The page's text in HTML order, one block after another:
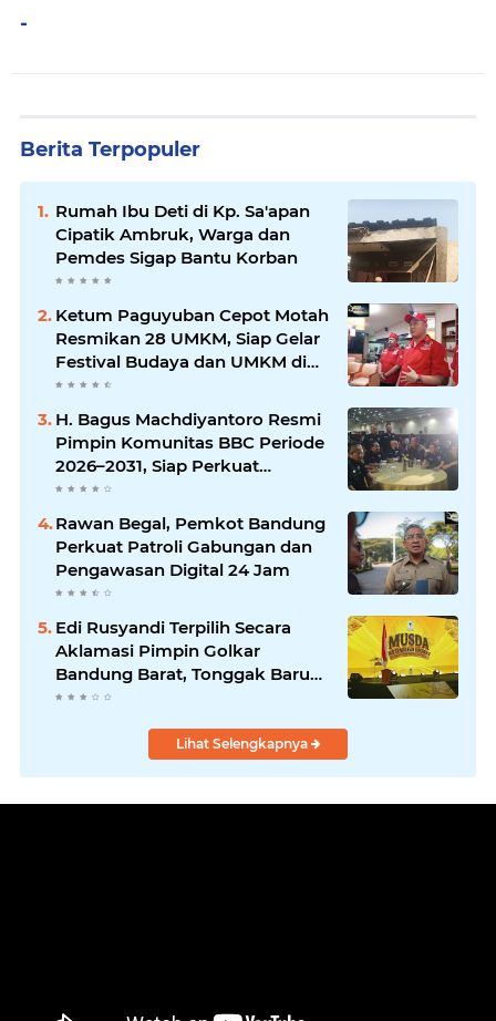
-
Berita Terpopuler
Rumah Ibu Deti di Kp. Sa'apan
Cipatik Ambruk, Warga dan
Pemdes Sigap Bantu Korban
Ketum Paguyuban Cepot Motah
Resmikan 28 UMKM, Siap Gelar
Festival Budaya dan UMKM di
Jalan Braga
H. Bagus Machdiyantoro Resmi
Pimpin Komunitas BBC Periode
2026–2031, Siap Perkuat
Solidaritas dan Hadirkan
Masyarakat
Rawan Begal, Pemkot Bandung
Perkuat Patroli Gabungan dan
Pengawasan Digital 24 Jam
Edi Rusyandi Terpilih Secara
Aklamasi Pimpin Golkar
Bandung Barat, Tonggak Baru
Kepemimpinan Harmonis
Lihat Selengkapnya